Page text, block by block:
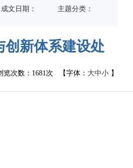
成文日期：
主题分类：
创新体系建设处
次数： 1681次 【字体： 大中小 】